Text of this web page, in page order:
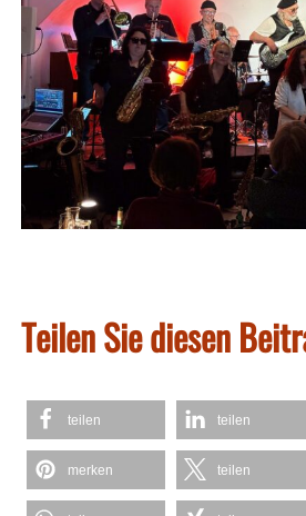
Teilen Sie diesen
teilen teilen
merken teilen